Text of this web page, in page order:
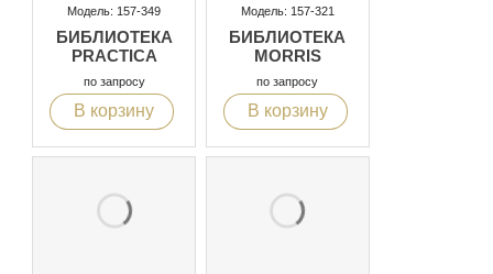
Модель: 157-349
БИБЛИОТЕКА
PRACTICA
по запросу
В корзину
Модель: 157-321
БИБЛИОТЕКА
MORRIS
по запросу
В корзину